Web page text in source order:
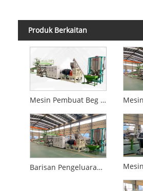
Produk Berkaitan
Mesin Pembuat Beg Troli PC ABS
Barisan Pengeluaran Lembaran ABS